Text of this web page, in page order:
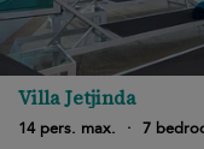
Villa Jetjinda
14 pers. max.
· 7